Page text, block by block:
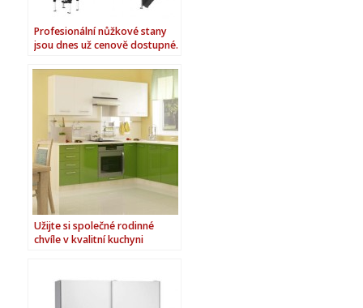
Profesionální nůžkové stany
jsou dnes už cenově dostupné.
Užijte si společné rodinné
chvíle v kvalitní kuchyni